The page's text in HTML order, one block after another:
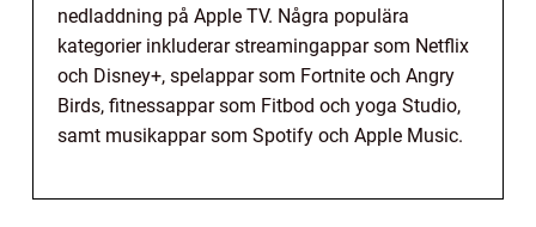
nedladdning på Apple TV. Några populära
kategorier inkluderar streamingappar som Netflix
och Disney+, spelappar som Fortnite och Angry
Birds, fitnessappar som Fitbod och yoga Studio,
samt musikappar som Spotify och Apple Music.